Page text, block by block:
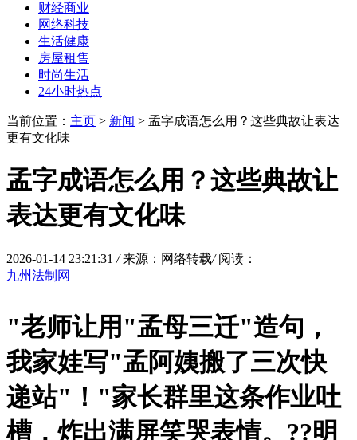
财经商业
网络科技
生活健康
房屋租售
时尚生活
24小时热点
当前位置： 主页 > 新闻 > 孟字成语怎么用？这些典故让表达
更有文化味
孟字成语怎么用？这些典故让
表达更有文化味
2026-01-14 23:21:31 / 来源：网络转载/ 阅读：
九州法制网
"老师让用"孟母三迁"造句，
我家娃写"孟阿姨搬了三次快
递站"！"家长群里这条作业吐
槽，炸出满屏笑哭表情。??明